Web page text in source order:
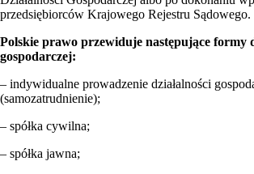
przedsiębiorców Krajowego Rejestru Sądowego.
Polskie prawo przewiduje następujące formy
gospodarczej:
– indywidualne prowadzenie działalności
(samozatrudnienie);
– spółka cywilna;
– spółka jawna;